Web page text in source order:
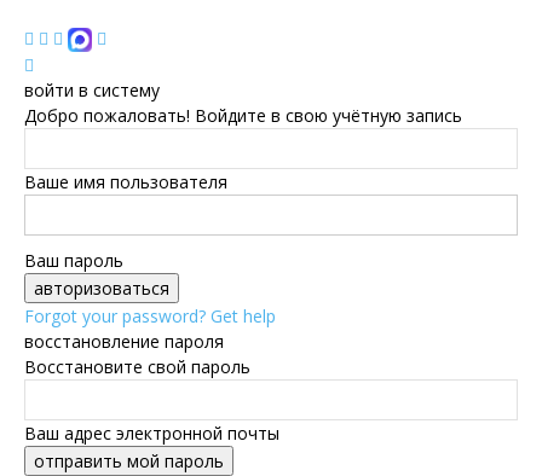
войти в систему
Добро пожаловать! Войдите в свою учётную запись
Ваше имя пользователя
Ваш пароль
Forgot your password? Get help
восстановление пароля
Восстановите свой пароль
Ваш адрес электронной почты